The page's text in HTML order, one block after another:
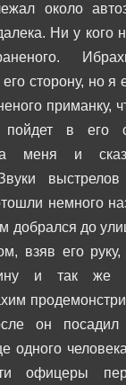
около
Ни у кого
сторону, но я
приманку,
пойдет в его
меня и
немного
добрался до
взяв его
и так же
он
одного
офицеры